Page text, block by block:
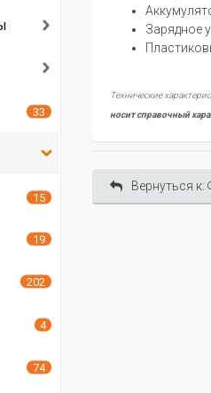
Зарядное
Технические
носит справочный
Вернуться
33
15
19
202
4
74